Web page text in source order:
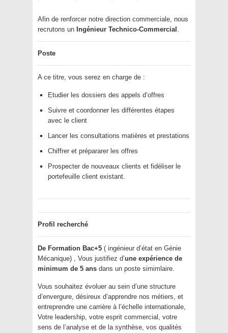
Afin de renforcer notre direction commerciale, nous
recrutons un Ingénieur Technico-Commercial .
Poste
A ce titre, vous serez en charge de :
Etudier les dossiers des appels d’offres
Suivre et coordonner les différentes étapes
avec le client
Lancer les consultations matières et prestations
Chiffrer et prépararer les offres
Prospecter de nouveaux clients et fidéliser le
portefeuille client existant.
Profil recherché
De Formation Bac+5 ( ingénieur d’état en Génie
Mécanique) , Vous justifiez d’une expérience de
minimum de 5 ans dans un poste simimlaire.
Vous souhaitez évoluer au sein d’une structure
d’envergure, désireux d’apprendre nos métiers, et
entreprendre une carrière à l’échelle internationale,
Votre leadership, votre esprit commercial, votre
sens de l’analyse et de la synthèse, vos qualités